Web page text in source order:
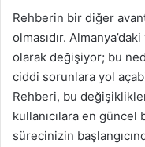
Rehberin bir diğer
olmasıdır.
olarak değişiyor; bu
ciddi sorunlara yol
Rehberi, bu
kullanıcılara en
sürecinizin